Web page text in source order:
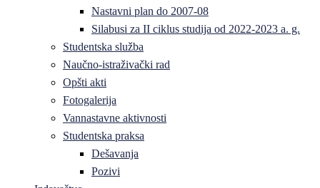
Nastavni plan do 2007-08
Silabusi za II ciklus studija od 2022-2023 a. g.
Studentska služba
Naučno-istraživački rad
Opšti akti
Fotogalerija
Vannastavne aktivnosti
Studentska praksa
Dešavanja
Pozivi